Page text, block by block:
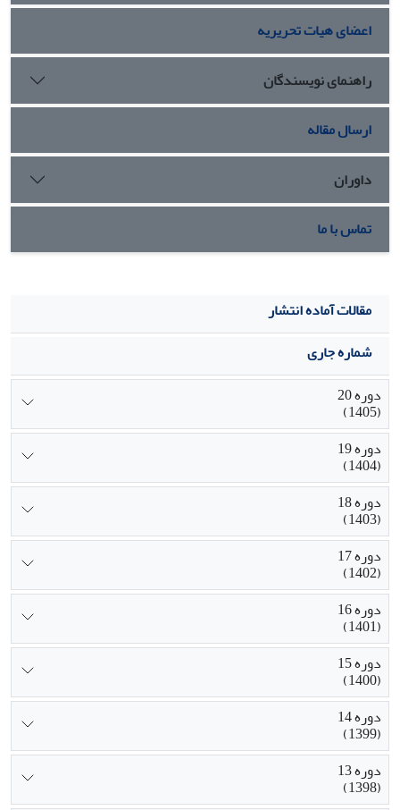
دانش آموزان از لحاظ ویژگی های شخصیتی، پسران ورزشکار در
دو صفت احتیاط و روابط شخصی رتبه یکم و در شش صفت دیگر
دختران ورزشکار رتبه نخست را کسب کرده اند.
اعضای هیات تحریریه
راهنمای نویسندگان
ارسال مقاله
داوران
تماس با ما
مقالات آماده انتشار
شماره جاری
دوره 20
(1405)
دوره 19
(1404)
دوره 18
(1403)
دوره 17
(1402)
دوره 16
(1401)
دوره 15
(1400)
دوره 14
(1399)
دوره 13
(1398)